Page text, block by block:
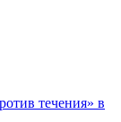
течения» в